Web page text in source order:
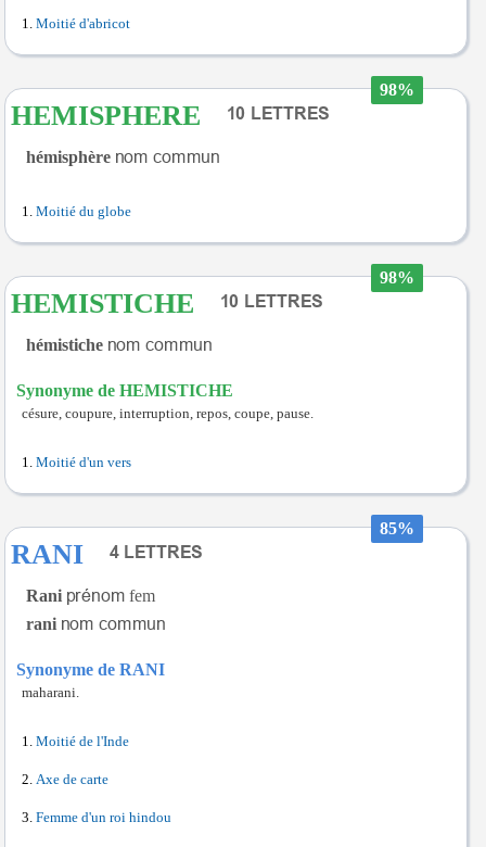
Moitié d'abricot
98%
HEMISPHERE
hémisphère
Moitié du globe
98%
HEMISTICHE
hémistiche
Synonyme de HEMISTICHE
césure, coupure, interruption, repos, coupe, pause.
Moitié d'un vers
85%
RANI
Rani
fem
rani
Synonyme de RANI
maharani.
Moitié de l'Inde
Axe de carte
Femme d'un roi hindou